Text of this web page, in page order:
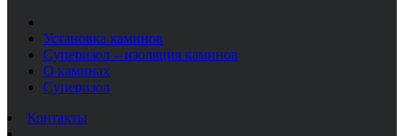
Установка каминов
Суперизол – изоляция каминов
О каминах
Суперизол
Контакты